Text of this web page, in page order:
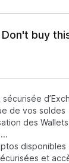
buy
de vos soldes
des
disponibles
et